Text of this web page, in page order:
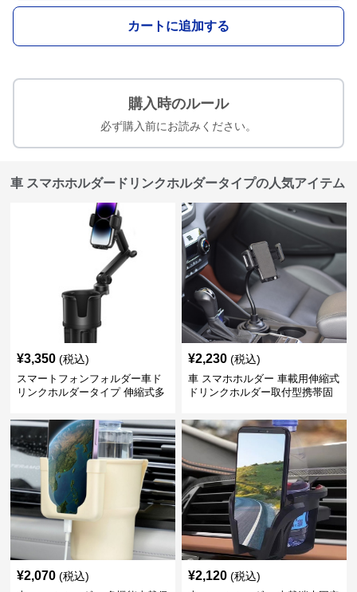
カートに追加する
購入時のルール
必ず購入前にお読みください。
車 スマホホルダードリンクホルダータイプの人気アイテム
¥3,350 (税込)
スマートフォンフォルダー車ド
リンクホルダータイプ 伸縮式多
¥2,230 (税込)
車 スマホホルダー 車載用伸縮式
ドリンクホルダー取付型携帯固
¥2,070 (税込) ¥2,120 (税込)